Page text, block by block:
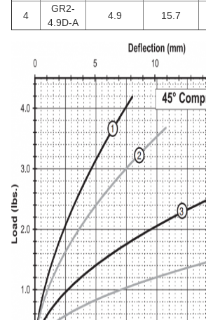
4
GR2-
4.9D-A
4.9 15.7